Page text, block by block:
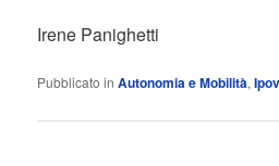
Irene Panighetti
Pubblicato in Autonomia e Mobilità,